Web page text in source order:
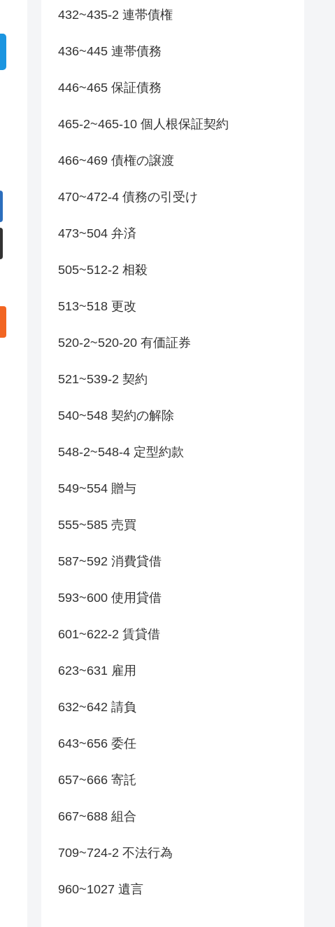
432~435-2 連帯債権
436~445 連帯債務
446~465 保証債務
465-2~465-10 個人根保証契約
466~469 債権の譲渡
470~472-4 債務の引受け
473~504 弁済
505~512-2 相殺
513~518 更改
520-2~520-20 有価証券
521~539-2 契約
540~548 契約の解除
548-2~548-4 定型約款
549~554 贈与
555~585 売買
587~592 消費貸借
593~600 使用貸借
601~622-2 賃貸借
623~631 雇用
632~642 請負
643~656 委任
657~666 寄託
667~688 組合
709~724-2 不法行為
960~1027 遺言